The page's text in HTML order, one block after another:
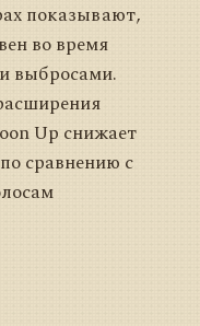
показывают,
во время
выбросами.
Up снижает
сравнению с